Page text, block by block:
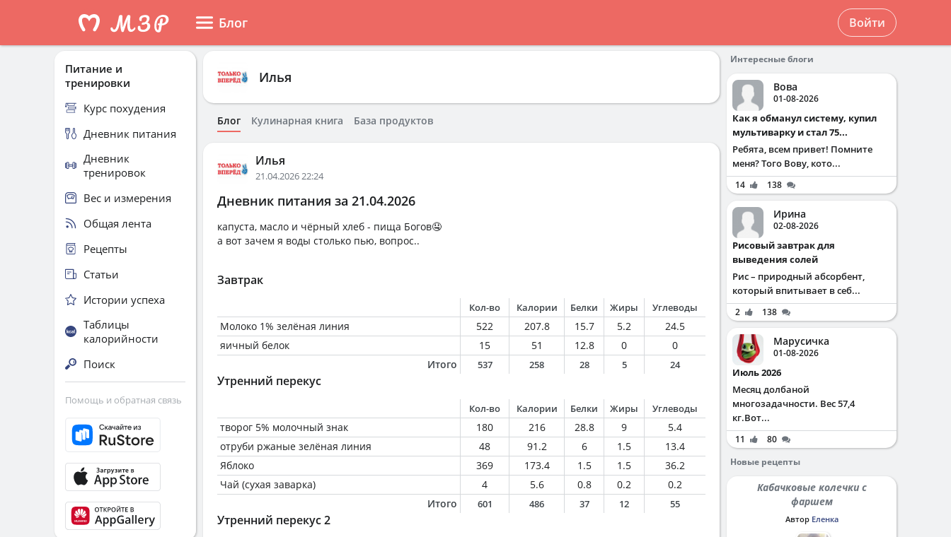
Блог Войти
Илья
Блог Кулинарная книга База продуктов
Илья
21.04.2026 22:24
Дневник питания за 21.04.2026
капуста, масло и чёрный хлеб - пища Богов🤤
а вот зачем я воды столько пью, вопрос..
Завтрак
Кол-во Калории Белки Жиры Углеводы
Молоко 1% зелёная линия 522 207.8 15.7 5.2
24.5
яичный белок
15 51 12.8 0
0
Итого
537 258 28 5 24
Утренний перекус
Кол-во Калории Белки Жиры Углеводы
творог 5% молочный знак 180 216 28.8 9
5.4
отруби ржаные зелёная линия
48 91.2 6 1.5
13.4
Яблоко
369 173.4 1.5 1.5
36.2
Чай (сухая заварка)
4 5.6 0.8 0.2
0.2
Итого
601 486 37 12 55
Утренний перекус 2
Питание и
тренировки
Курс похудения
Дневник питания
Дневник
тренировок
Вес и измерения
Общая лента
Рецепты
Статьи
Истории успеха
Таблицы
калорийности
Поиск
Помощь и обратная связь
Интересные блоги
Вова
01-08-2026
Как я обманул систему, купил
мультиварку и стал 75...
Ребята, всем привет! Помните
меня? Того Вову, кото...
14 138
Ирина
02-08-2026
Рисовый завтрак для
выведения солей
Рис – природный абсорбент,
который впитывает в себ...
2 138
Марусичка
01-08-2026
Июль 2026
Месяц долбаной
многозадачности. Вес 57,4
кг.Вот...
11
80
Новые рецепты
Кабачковые колечки с
фаршем
Автор Еленка